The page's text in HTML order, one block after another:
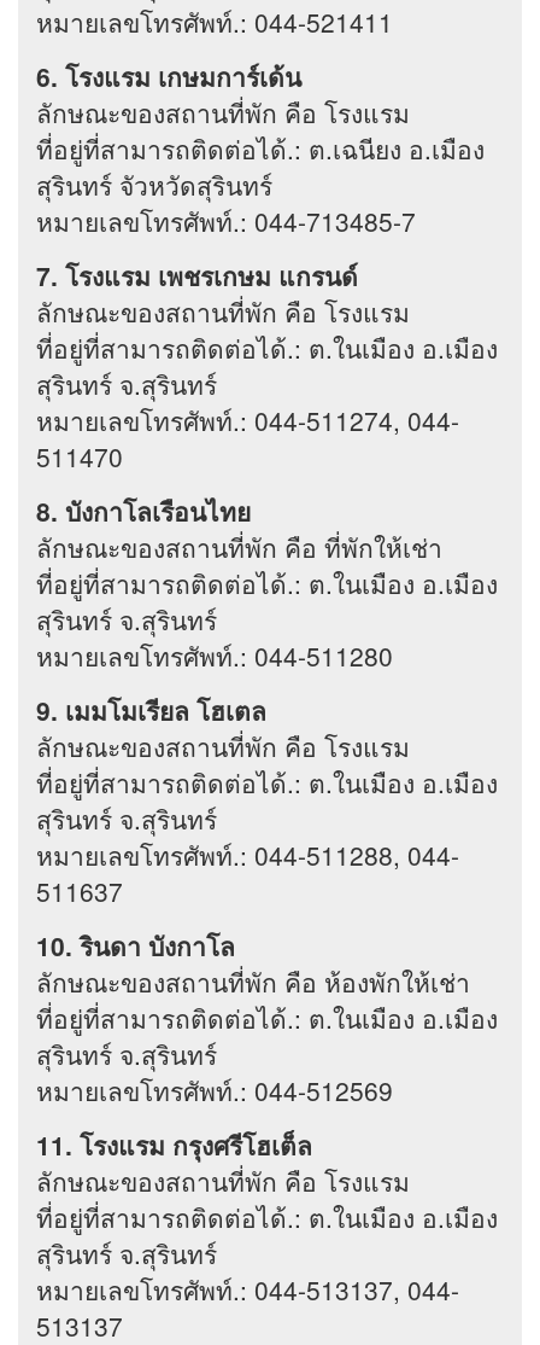
หมายเลขโทรศัพท์.: 044-521411
6. โรงแรม เกษมการ์เด้น
ลักษณะของสถานที่พัก คือ โรงแรม
ที่อยู่ที่สามารถติดต่อได้.: ต.เฉนียง อ.เมือง
สุรินทร์ จัวหวัดสุรินทร์
หมายเลขโทรศัพท์.: 044-713485-7
7. โรงแรม เพชรเกษม แกรนด์
ลักษณะของสถานที่พัก คือ โรงแรม
ที่อยู่ที่สามารถติดต่อได้.: ต.ในเมือง อ.เมือง
สุรินทร์ จ.สุรินทร์
หมายเลขโทรศัพท์.: 044-511274, 044-
511470
8. บังกาโลเรือนไทย
ลักษณะของสถานที่พัก คือ ที่พักให้เช่า
ที่อยู่ที่สามารถติดต่อได้.: ต.ในเมือง อ.เมือง
สุรินทร์ จ.สุรินทร์
หมายเลขโทรศัพท์.: 044-511280
9. เมมโมเรียล โฮเตล
ลักษณะของสถานที่พัก คือ โรงแรม
ที่อยู่ที่สามารถติดต่อได้.: ต.ในเมือง อ.เมือง
สุรินทร์ จ.สุรินทร์
หมายเลขโทรศัพท์.: 044-511288, 044-
511637
10. รินดา บังกาโล
ลักษณะของสถานที่พัก คือ ห้องพักให้เช่า
ที่อยู่ที่สามารถติดต่อได้.: ต.ในเมือง อ.เมือง
สุรินทร์ จ.สุรินทร์
หมายเลขโทรศัพท์.: 044-512569
11. โรงแรม กรุงศรีโฮเต็ล
ลักษณะของสถานที่พัก คือ โรงแรม
ที่อยู่ที่สามารถติดต่อได้.: ต.ในเมือง อ.เมือง
สุรินทร์ จ.สุรินทร์
หมายเลขโทรศัพท์.: 044-513137, 044-
513137